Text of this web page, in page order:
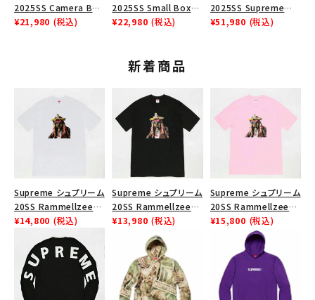
2025SS Camera Bag
+ Mini Pouch カメラバ
¥21,980 (税込)
2025SS Small Box
Tee スモールボックス
¥22,980 (税込)
2025SS Supreme
GOODENOUGH Nike
¥51,980 (税込)
新着商品
Supreme シュプリーム
20SS Rammellzee
Tee ラメルジーTシャ
ツ ホワイト
¥14,800 (税込)
Supreme シュプリーム
20SS Rammellzee
Tee ラメルジーTシャ
ツ ブラック
¥13,980 (税込)
Supreme シュプリーム
20SS Rammellzee
Tee ラメルジーTシャ
ツ ライトピンク
¥15,800 (税込)